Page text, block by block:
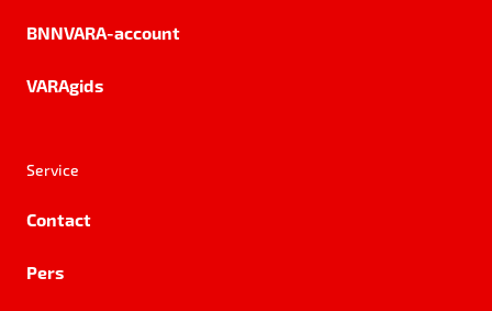
BNNVARA-account
VARAgids
Service
Contact
Pers